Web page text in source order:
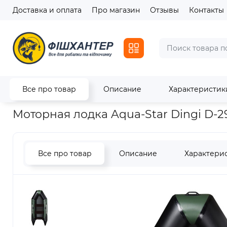
Доставка и оплата Про магазин Отзывы Контакты
Все про товар Описание
Главная Лодки Надувные лодки Моторная лодка Aqua-
Моторная лодка Aqua-Star Dingi D-
Все про товар Описание